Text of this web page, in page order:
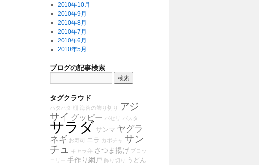
2010年10月
2010年9月
2010年8月
2010年7月
2010年6月
2010年5月
ブログの記事検索
タグクラウド
ハタハタ 棚 海苔の飾り切り
アジ
サイ グッピー パセリ パスタ
サラダ サンマ ヤグラ
ネギ お寿司 ニラ カボチャ サン
チュ
キャラ弁 さつま揚げ ブロッ
コリー 手作り網戸 飾り切り
うどん